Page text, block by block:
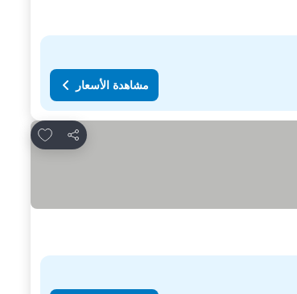
مشاهدة الأسعار
مشاركة
Add to favorites